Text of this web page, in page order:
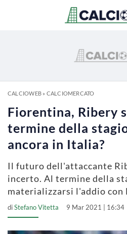
CALCIOWEB» CALCIOMERCATO
Fiorentina, Ribery
termine della
ancora in Italia?
Il futuro dell'attaccante
incerto. Al termine della
materializzarsi l'addio con
diStefano Vitetta 9 Mar 2021 | 16:34